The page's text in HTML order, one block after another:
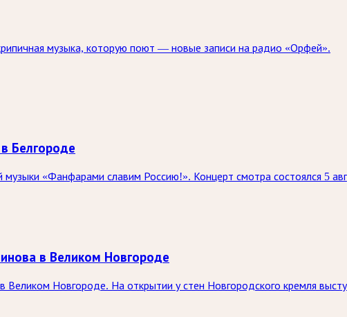
музыка, которую поют — новые записи на радио «Орфей».
Белгороде
музыки «Фанфарами славим Россию!». Концерт смотра состоялся 5
в Великом Новгороде
Великом Новгороде. На открытии у стен Новгородского кремля